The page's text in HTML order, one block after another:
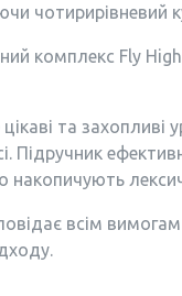
чотирирівневий
комплекс Fly High
цікаві та
Підручник
накопичують
всім